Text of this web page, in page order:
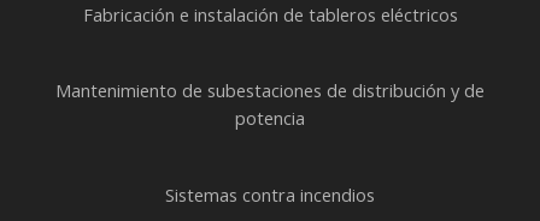
Fabricación e instalación de tableros eléctricos
Mantenimiento de subestaciones de distribución y de
potencia
Sistemas contra incendios